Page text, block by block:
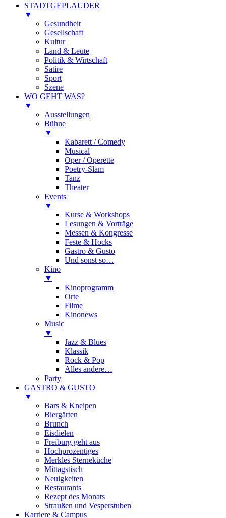
STADTGEPLAUDER
▼
Gesundheit
Gesellschaft
Kultur
Land & Leute
Politik & Wirtschaft
Satire
Sport
Szene
WO GEHT WAS?
▼
Ausstellungen
Bühne
▼
Kabarett / Comedy
Musical
Oper / Operette
Poetry-Slam
Tanz
Theater
Events
▼
Kurse & Workshops
Lesungen & Vorträge
Messen & Kongresse
Feste & Hocks
Gastro & Gusto
Und sonst so…
Kino
▼
Kinoprogramm
Orte
Filme
Kinonews
Music
▼
Jazz & Blues
Klassik
Rock & Pop
Alles andere…
Party
GASTRO & GUSTO
▼
Bars & Kneipen
Biergärten
Brunch
Eisdielen
Freiburg geht aus
Hochprozentiges
Merkles Sterneküche
Mittagstisch
Neuigkeiten
Restaurants
Rezept des Monats
Straußen und Vesperstuben
Karriere & Campus